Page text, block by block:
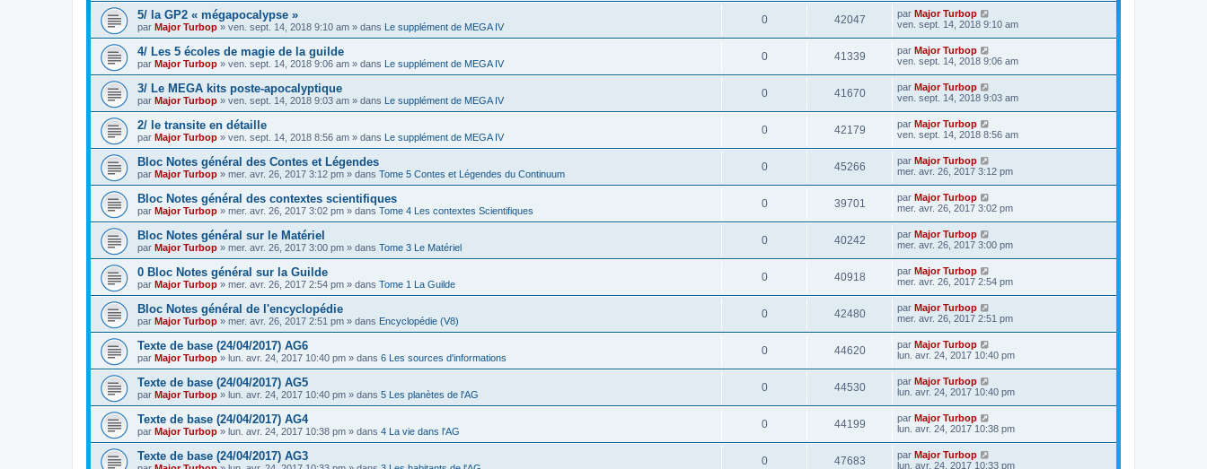
5/ la GP2 « mégapocalypse »
par Major Turbop » ven. sept. 14, 2018 9:10 am » dans Le supplément de MEGA IV
0 42047 par Major Turbop
ven. sept. 14, 2018 9:10 am
4/ Les 5 écoles de magie de la guilde
par Major Turbop » ven. sept. 14, 2018 9:06 am » dans Le supplément de MEGA IV
0 41339 par Major Turbop
ven. sept. 14, 2018 9:06 am
3/ Le MEGA kits poste-apocalyptique
par Major Turbop » ven. sept. 14, 2018 9:03 am » dans Le supplément de MEGA IV
0 41670 par Major Turbop
ven. sept. 14, 2018 9:03 am
2/ le transite en détaille
par Major Turbop » ven. sept. 14, 2018 8:56 am » dans Le supplément de MEGA IV
0 42179 par Major Turbop
ven. sept. 14, 2018 8:56 am
Bloc Notes général des Contes et Légendes
par Major Turbop » mer. avr. 26, 2017 3:12 pm » dans Tome 5 Contes et Légendes du Continuum
0 45266 par Major Turbop
mer. avr. 26, 2017 3:12 pm
Bloc Notes général des contextes scientifiques
par Major Turbop » mer. avr. 26, 2017 3:02 pm » dans Tome 4 Les contextes Scientifiques
0 39701 par Major Turbop
mer. avr. 26, 2017 3:02 pm
Bloc Notes général sur le Matériel
par Major Turbop » mer. avr. 26, 2017 3:00 pm » dans Tome 3 Le Matériel
0 40242 par Major Turbop
mer. avr. 26, 2017 3:00 pm
0 Bloc Notes général sur la Guilde
par Major Turbop » mer. avr. 26, 2017 2:54 pm » dans Tome 1 La Guilde
0 40918 par Major Turbop
mer. avr. 26, 2017 2:54 pm
Bloc Notes général de l'encyclopédie
par Major Turbop » mer. avr. 26, 2017 2:51 pm » dans Encyclopédie (V8)
0 42480 par Major Turbop
mer. avr. 26, 2017 2:51 pm
Texte de base (24/04/2017) AG6
par Major Turbop » lun. avr. 24, 2017 10:40 pm » dans 6 Les sources d'informations
0 44620 par Major Turbop
lun. avr. 24, 2017 10:40 pm
Texte de base (24/04/2017) AG5
par Major Turbop » lun. avr. 24, 2017 10:40 pm » dans 5 Les planètes de l'AG
0 44530 par Major Turbop
lun. avr. 24, 2017 10:40 pm
Texte de base (24/04/2017) AG4
par Major Turbop » lun. avr. 24, 2017 10:38 pm » dans 4 La vie dans l'AG
0 44199 par Major Turbop
lun. avr. 24, 2017 10:38 pm
Texte de base (24/04/2017) AG3 0 47683 par Major Turbop
lun. avr. 24, 2017 10:33 pm